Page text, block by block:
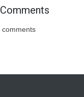
Comments
comments